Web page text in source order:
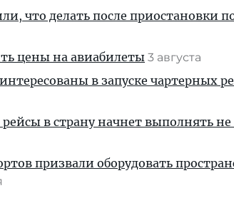
что делать после приостановки
цены на авиабилеты 3 августа
в запуске чартерных
в страну начнет выполнять не
призвали оборудовать